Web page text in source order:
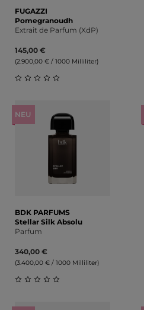
FUGAZZI
Pomegranoudh
Extrait de Parfum (XdP)
145,00 €
(2.900,00 € / 1000 Milliliter)
NEU
BDK PARFUMS
Stellar Silk Absolu
Parfum
340,00 €
(3.400,00 € / 1000 Milliliter)